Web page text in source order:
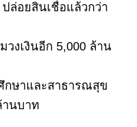
ล่อยสินเชื่อแล้วกว่า
งเงินอีก 5,000 ล้าน
กษาและสาธารณสุข
านบาท